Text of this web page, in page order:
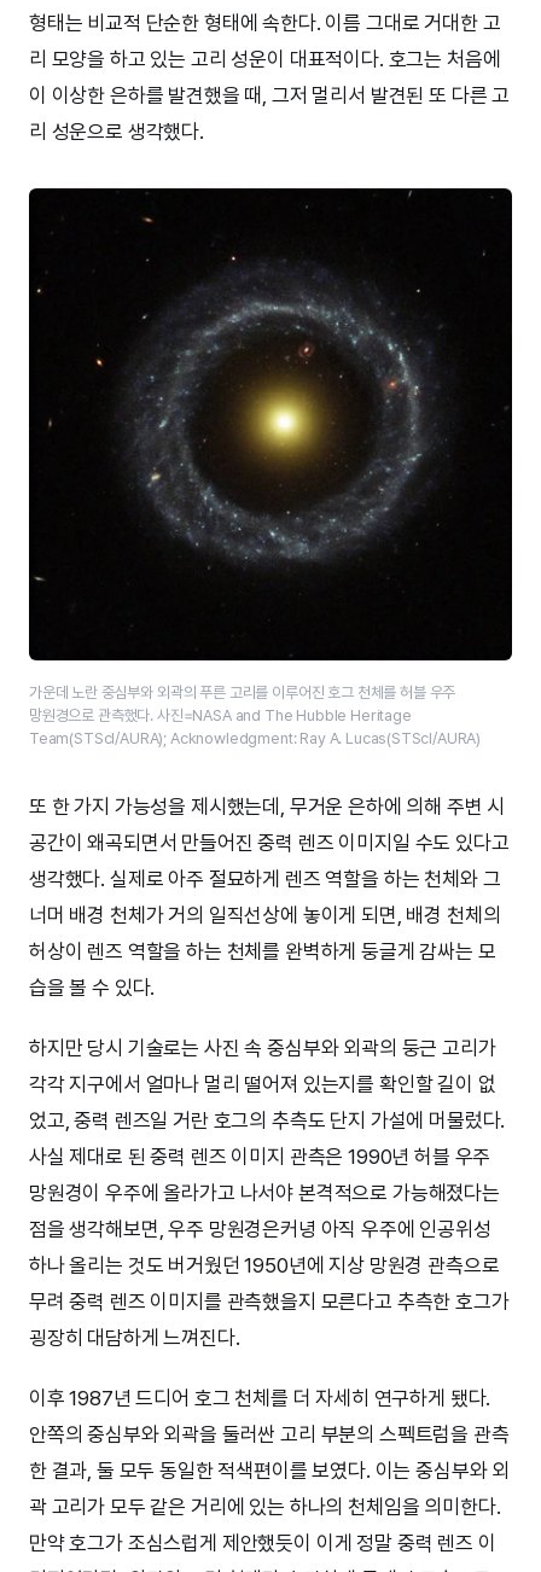
형태는 비교적 단순한 형태에 속한다. 이름 그대로 거대한 고
리 모양을 하고 있는 고리 성운이 대표적이다. 호그는 처음에
이 이상한 은하를 발견했을 때, 그저 멀리서 발견된 또 다른 고
리 성운으로 생각했다.
가운데 노란 중심부와 외곽의 푸른 고리를 이루어진 호그 천체를 허블 우주
망원경으로 관측했다. 사진=NASA and The Hubble Heritage
Team(STScI/AURA); Acknowledgment: Ray A. Lucas(STScI/AURA)
또 한 가지 가능성을 제시했는데, 무거운 은하에 의해 주변 시
공간이 왜곡되면서 만들어진 중력 렌즈 이미지일 수도 있다고
생각했다. 실제로 아주 절묘하게 렌즈 역할을 하는 천체와 그
너머 배경 천체가 거의 일직선상에 놓이게 되면, 배경 천체의
허상이 렌즈 역할을 하는 천체를 완벽하게 둥글게 감싸는 모
습을 볼 수 있다.
하지만 당시 기술로는 사진 속 중심부와 외곽의 둥근 고리가
각각 지구에서 얼마나 멀리 떨어져 있는지를 확인할 길이 없
었고, 중력 렌즈일 거란 호그의 추측도 단지 가설에 머물렀다.
사실 제대로 된 중력 렌즈 이미지 관측은 1990년 허블 우주
망원경이 우주에 올라가고 나서야 본격적으로 가능해졌다는
점을 생각해보면, 우주 망원경은커녕 아직 우주에 인공위성
하나 올리는 것도 버거웠던 1950년에 지상 망원경 관측으로
무려 중력 렌즈 이미지를 관측했을지 모른다고 추측한 호그가
굉장히 대담하게 느껴진다.
이후 1987년 드디어 호그 천체를 더 자세히 연구하게 됐다.
안쪽의 중심부와 외곽을 둘러싼 고리 부분의 스펙트럼을 관측
한 결과, 둘 모두 동일한 적색편이를 보였다. 이는 중심부와 외
곽 고리가 모두 같은 거리에 있는 하나의 천체임을 의미한다.
만약 호그가 조심스럽게 제안했듯이 이게 정말 중력 렌즈 이